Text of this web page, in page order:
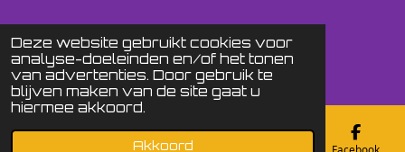
Deze website gebruikt cookies voor
analyse-doeleinden en/of het tonen
van advertenties. Door gebruik te
blijven maken van de site gaat u
hiermee akkoord.
Akkoord